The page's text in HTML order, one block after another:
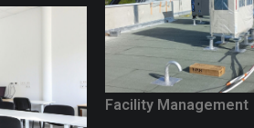
Facility Management